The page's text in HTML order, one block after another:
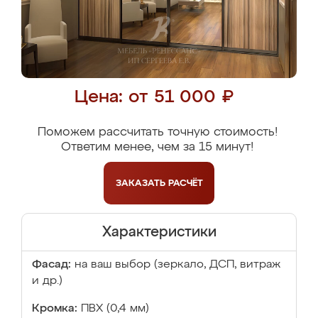
Цена: от 51 000 ₽
Поможем рассчитать точную стоимость!
Ответим менее, чем за 15 минут!
ЗАКАЗАТЬ РАСЧЁТ
Характеристики
Фасад: на ваш выбор (зеркало, ДСП, витраж
и др.)
Кромка: ПВХ (0,4 мм)